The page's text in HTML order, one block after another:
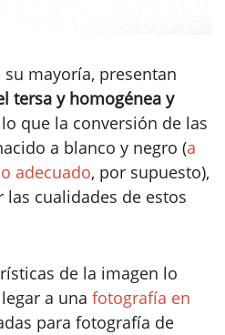
mayoría, presentan
tersa y homogénea y
que la conversión de las
a blanco y negro (a
adecuado, por supuesto),
las cualidades de estos
de la imagen lo
a una fotografía en
para fotografía de